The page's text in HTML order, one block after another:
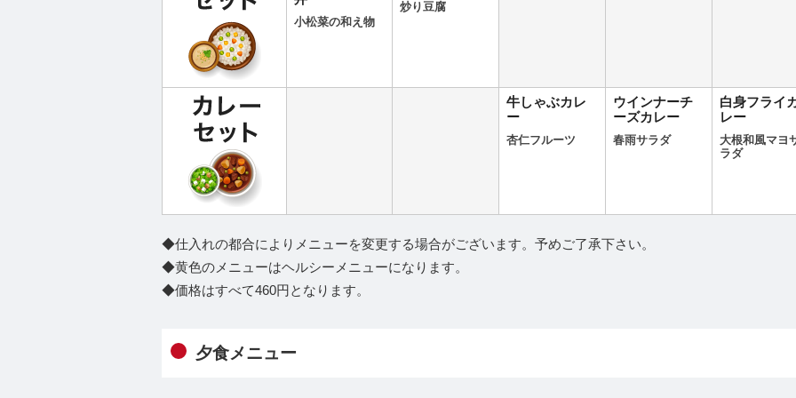
小松菜の和え物
炒り豆腐
牛しゃぶカレ
ー
杏仁フルーツ
ウインナーチ
ーズカレー
春雨サラダ
白身フライ
レー
大根和風マヨ
ラダ
◆仕入れの都合によりメニューを変更する場合がございます。予めご了承下さい。
◆黄色のメニューはヘルシーメニューになります。
◆価格はすべて460円となります。
夕食メニュー